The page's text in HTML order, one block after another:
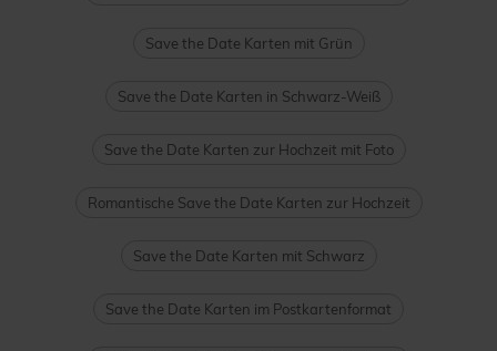
Save the Date Karten mit Grün
Save the Date Karten in Schwarz-Weiß
Save the Date Karten zur Hochzeit mit Foto
Romantische Save the Date Karten zur Hochzeit
Save the Date Karten mit Schwarz
Save the Date Karten im Postkartenformat